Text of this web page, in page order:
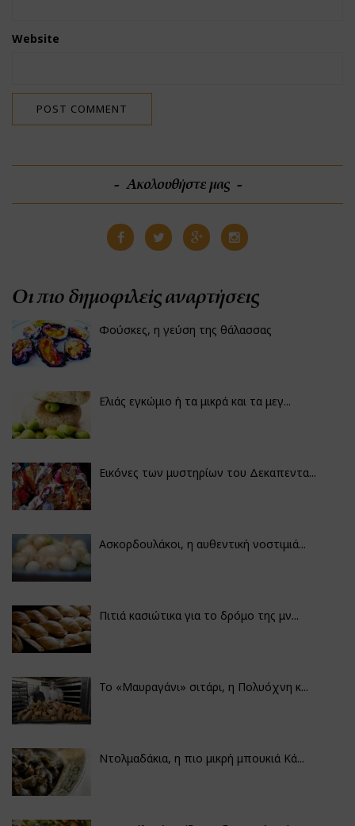
Website
Ακολουθήστε μας
Οι πιο δημοφιλείς αναρτήσεις
Φούσκες, η γεύση της θάλασσας
Ελιάς εγκώμιο ή τα μικρά και τα μεγ...
Εικόνες των μυστηρίων του Δεκαπεντα...
Ασκορδουλάκοι, η αυθεντική νοστιμιά...
Πιτιά κασιώτικα για το δρόμο της μν...
Το «Μαυραγάνι» σιτάρι, η Πολυόχνη κ...
Ντολμαδάκια, η πιο μικρή μπουκιά Κά...